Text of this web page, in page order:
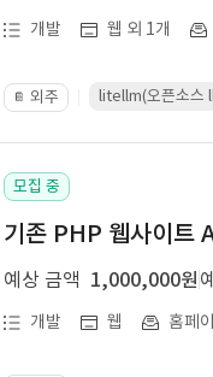
개발 웹 외 1개
📔 외주 litellm(오픈소스
모집 중
기존 PHP 웹사이트
예상 금액 1,000,000원
개발 웹 홈페